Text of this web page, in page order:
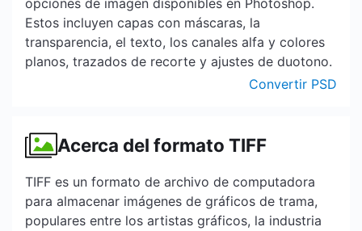
opciones de imagen disponibles en Photoshop.
Estos incluyen capas con máscaras, la
transparencia, el texto, los canales alfa y colores
planos, trazados de recorte y ajustes de duotono.
Convertir PSD
Acerca del formato TIFF
TIFF es un formato de archivo de computadora
para almacenar imágenes de gráficos de trama,
populares entre los artistas gráficos, la industria